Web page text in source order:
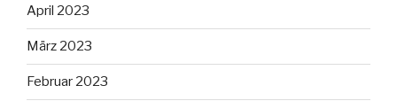
April 2023
März 2023
Februar 2023